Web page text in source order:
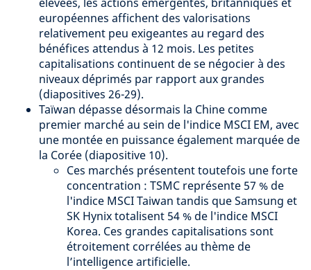
européennes affichent des valorisations
relativement peu exigeantes au regard des
bénéfices attendus à 12 mois. Les petites
capitalisations continuent de se négocier à des
niveaux déprimés par rapport aux grandes
(diapositives 26-29).
Taïwan dépasse désormais la Chine comme
premier marché au sein de l'indice MSCI EM, avec
une montée en puissance également marquée de
la Corée (diapositive 10).
Ces marchés présentent toutefois une forte
concentration : TSMC représente 57 % de
l'indice MSCI Taiwan tandis que Samsung et
SK Hynix totalisent 54 % de l'indice MSCI
Korea. Ces grandes capitalisations sont
étroitement corrélées au thème de
l’intelligence artificielle.